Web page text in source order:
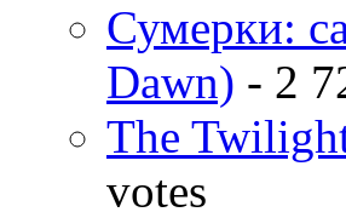
Сумерки:
Dawn) - 2
The
votes